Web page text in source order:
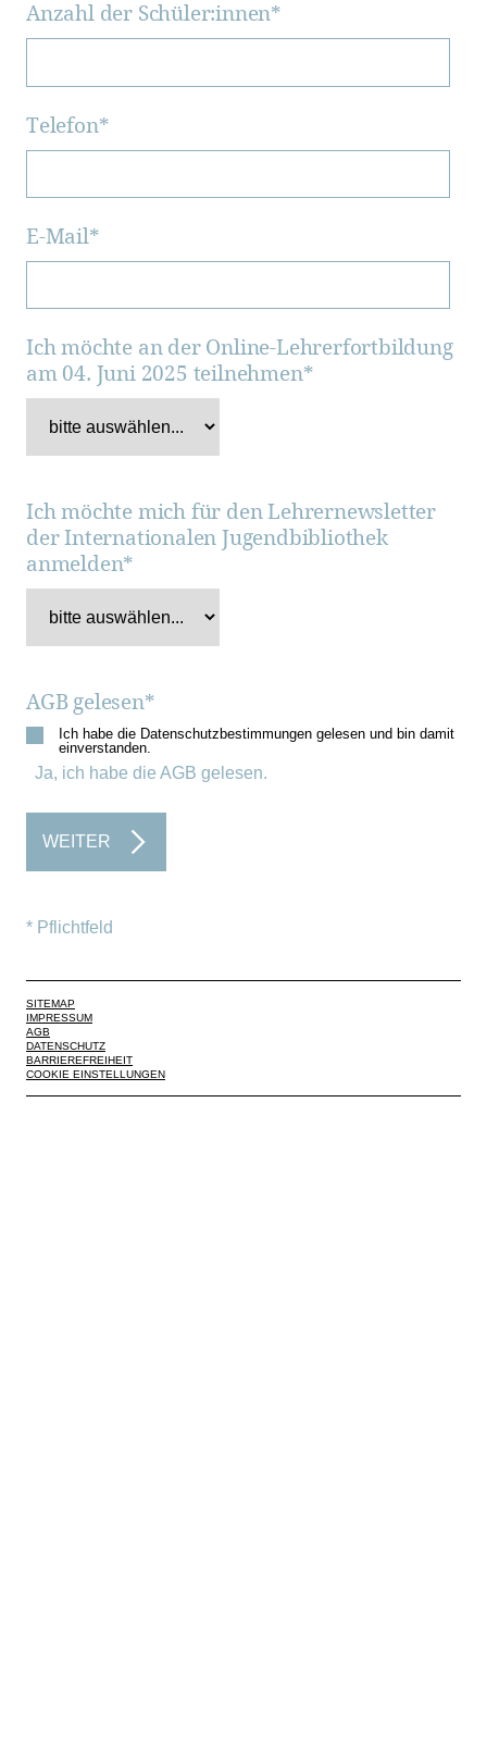
Anzahl der Schüler:innen*
Telefon*
E-Mail*
Ich möchte an der Online-Lehrerfortbildung
am 04. Juni 2025 teilnehmen*
Ich möchte mich für den Lehrernewsletter
der Internationalen Jugendbibliothek
anmelden*
AGB gelesen*
Ich habe die Datenschutzbestimmungen gelesen und bin damit
einverstanden.
Ja, ich habe die AGB gelesen.
WEITER
* Pflichtfeld
SITEMAP
IMPRESSUM
AGB
DATENSCHUTZ
BARRIEREFREIHEIT
COOKIE EINSTELLUNGEN